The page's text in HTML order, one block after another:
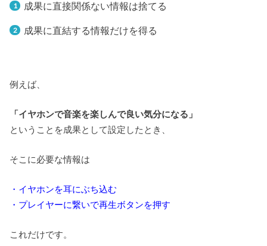
成果に直接関係ない情報は捨てる
成果に直結する情報だけを得る
例えば、
「イヤホンで音楽を楽しんで良い気分になる」
ということを成果として設定したとき、
そこに必要な情報は
・イヤホンを耳にぶち込む
・プレイヤーに繋いで再生ボタンを押す
これだけです。